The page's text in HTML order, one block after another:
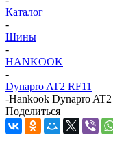
Каталог
-
Шины
-
HANKOOK
-
Dynapro AT2 RF11
-Hankook Dynapro
Поделиться